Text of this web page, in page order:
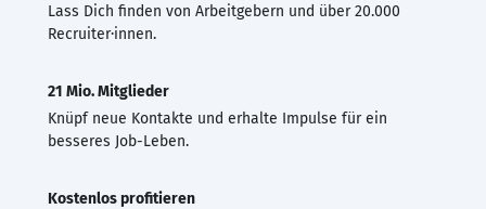
Lass Dich finden von Arbeitgebern und über 20.000
Recruiter·innen.
21 Mio. Mitglieder
Knüpf neue Kontakte und erhalte Impulse für ein
besseres Job-Leben.
Kostenlos profitieren